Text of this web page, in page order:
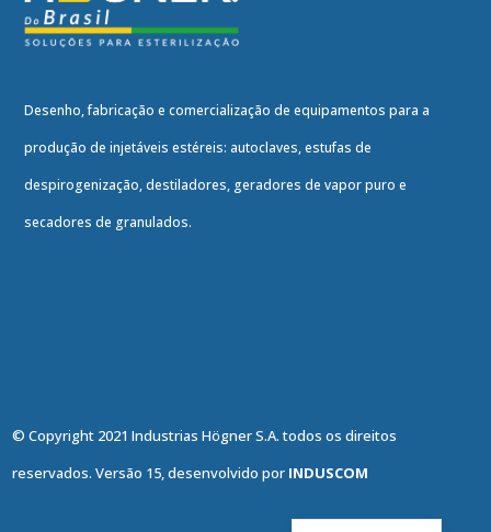
Desenho, fabricação e comercialização de equipamentos para a
produção de injetáveis estéreis: autoclaves, estufas de
despirogenização, destiladores, geradores de vapor puro e
secadores de granulados.
© Copyright 2021 Industrias Högner S.A. todos os direitos
reservados. Versão 15, desenvolvido por INDUSCOM